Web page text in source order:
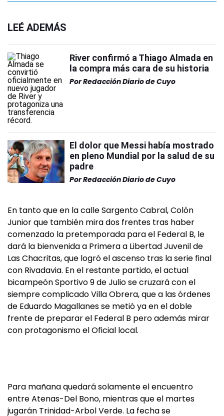
LEÉ ADEMÁS
River confirmó a Thiago Almada en
la compra más cara de su historia
PorRedacción Diario de Cuyo
El dolor que Messi había mostrado
en pleno Mundial por la salud de su
padre
PorRedacción Diario de Cuyo
En tanto que en la calle Sargento Cabral, Colón
Junior que también mira dos frentes tras haber
comenzado la pretemporada para el Federal B, le
dará la bienvenida a Primera a Libertad Juvenil de
Las Chacritas, que logró el ascenso tras la serie final
con Rivadavia. En el restante partido, el actual
bicampeón Sportivo 9 de Julio se cruzará con el
siempre complicado Villa Obrera, que a las órdenes
de Eduardo Magallanes se metió ya en el doble
frente de preparar el Federal B pero además mirar
con protagonismo el Oficial local.
Para mañana quedará solamente el encuentro
entre Atenas-Del Bono, mientras que el martes
jugarán Trinidad-Arbol Verde. La fecha se